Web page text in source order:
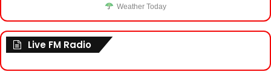
Weather Today
Live FM Radio